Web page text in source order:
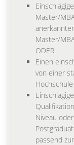
Master/
Master/
ODER
Einen
von einer
Hochschule
Niveau
passend